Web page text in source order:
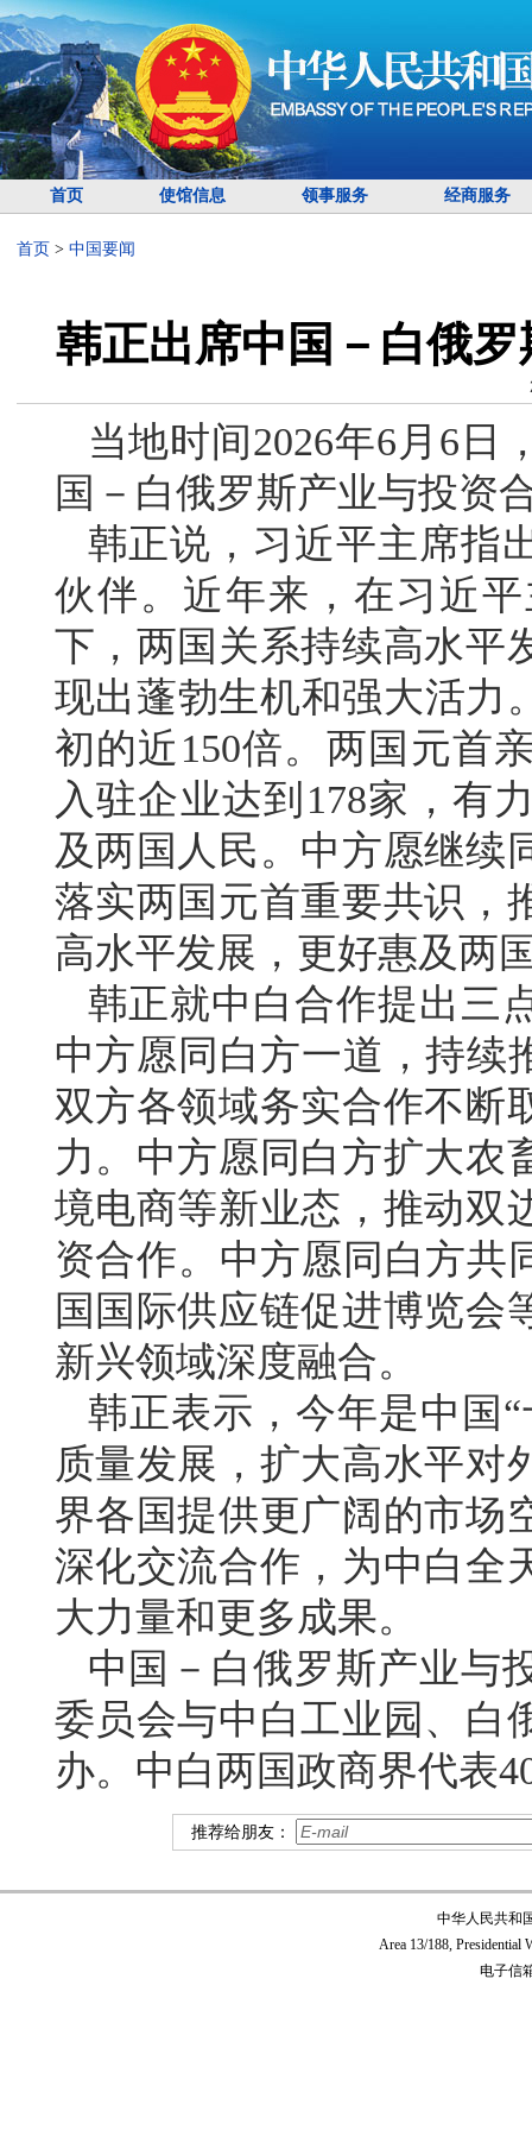
首页 使馆信息 领事服务 经商服务
首页 > 中国要闻
韩正出席中国－白俄
当地时间2026年6月6日
国－白俄罗斯产业与投资
韩正说，习近平主席指
伙伴。近年来，在习近
下，两国关系持续高水平
现出蓬勃生机和强大活力
初的近150倍。两国元首
入驻企业达到178家，有
及两国人民。中方愿继续
落实两国元首重要共识，
高水平发展，更好惠及两
韩正就中白合作提出三
中方愿同白方一道，持续
双方各领域务实合作不断
力。中方愿同白方扩大农
境电商等新业态，推动双
资合作。中方愿同白方共
国国际供应链促进博览会
新兴领域深度融合。
韩正表示，今年是中国
质量发展，扩大高水平对
界各国提供更广阔的市场
深化交流合作，为中白全
大力量和更多成果。
中国－白俄罗斯产业与
委员会与中白工业园、白
办。中白两国政商界代表
推荐给朋友：
中华人民共和
Area 13/188, Presidential
电子信